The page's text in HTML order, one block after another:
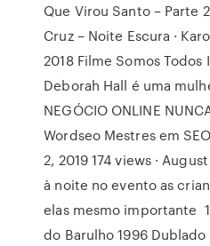
Que Virou Santo – Parte
Cruz – Noite Escura ·
2018 Filme Somos Todos
Deborah Hall é uma
NEGÓCIO ONLINE
Wordseo Mestres em
2, 2019 174 views ·
à noite no evento as
elas mesmo importante
do Barulho 1996